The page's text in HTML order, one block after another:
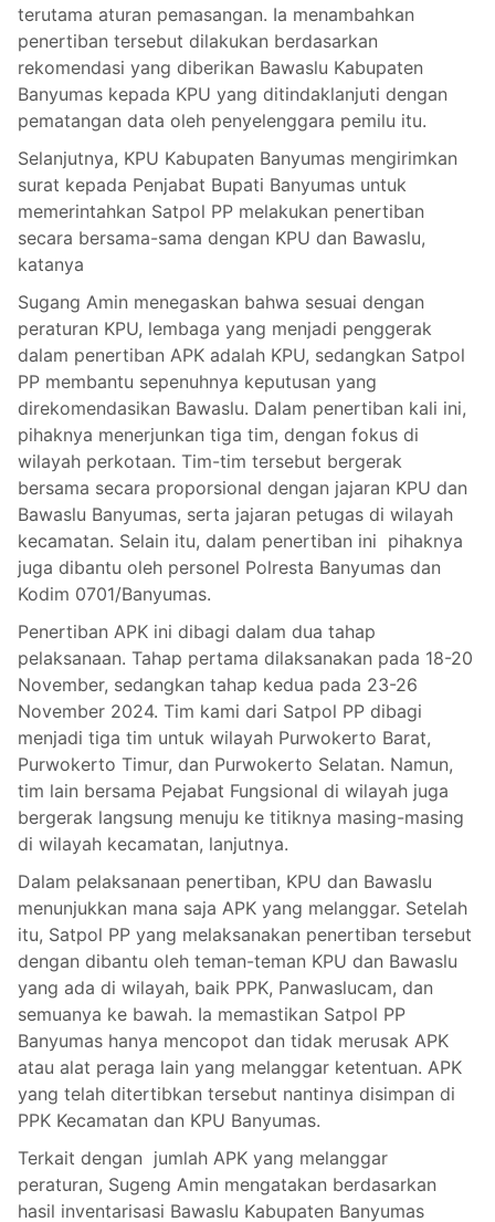
terutama aturan pemasangan. Ia menambahkan
penertiban tersebut dilakukan berdasarkan
rekomendasi yang diberikan Bawaslu Kabupaten
Banyumas kepada KPU yang ditindaklanjuti dengan
pematangan data oleh penyelenggara pemilu itu.
Selanjutnya, KPU Kabupaten Banyumas mengirimkan
surat kepada Penjabat Bupati Banyumas untuk
memerintahkan Satpol PP melakukan penertiban
secara bersama-sama dengan KPU dan Bawaslu,
katanya
Sugang Amin menegaskan bahwa sesuai dengan
peraturan KPU, lembaga yang menjadi penggerak
dalam penertiban APK adalah KPU, sedangkan Satpol
PP membantu sepenuhnya keputusan yang
direkomendasikan Bawaslu. Dalam penertiban kali ini,
pihaknya menerjunkan tiga tim, dengan fokus di
wilayah perkotaan. Tim-tim tersebut bergerak
bersama secara proporsional dengan jajaran KPU dan
Bawaslu Banyumas, serta jajaran petugas di wilayah
kecamatan. Selain itu, dalam penertiban ini pihaknya
juga dibantu oleh personel Polresta Banyumas dan
Kodim 0701/Banyumas.
Penertiban APK ini dibagi dalam dua tahap
pelaksanaan. Tahap pertama dilaksanakan pada 18-20
November, sedangkan tahap kedua pada 23-26
November 2024. Tim kami dari Satpol PP dibagi
menjadi tiga tim untuk wilayah Purwokerto Barat,
Purwokerto Timur, dan Purwokerto Selatan. Namun,
tim lain bersama Pejabat Fungsional di wilayah juga
bergerak langsung menuju ke titiknya masing-masing
di wilayah kecamatan, lanjutnya.
Dalam pelaksanaan penertiban, KPU dan Bawaslu
menunjukkan mana saja APK yang melanggar. Setelah
itu, Satpol PP yang melaksanakan penertiban tersebut
dengan dibantu oleh teman-teman KPU dan Bawaslu
yang ada di wilayah, baik PPK, Panwaslucam, dan
semuanya ke bawah. Ia memastikan Satpol PP
Banyumas hanya mencopot dan tidak merusak APK
atau alat peraga lain yang melanggar ketentuan. APK
yang telah ditertibkan tersebut nantinya disimpan di
PPK Kecamatan dan KPU Banyumas.
Terkait dengan jumlah APK yang melanggar
peraturan, Sugeng Amin mengatakan berdasarkan
hasil inventarisasi Bawaslu Kabupaten Banyumas